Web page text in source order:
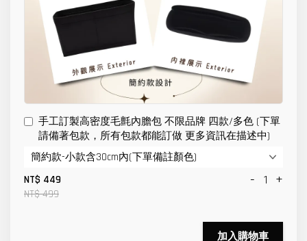
手工訂製高密度毛氈內膽包 不限品牌 四款/多色 (下單
請備著包款，所有包款都能訂做 更多資訊在描述中)
NT$ 449
NT$ 499
- +
加入購物車